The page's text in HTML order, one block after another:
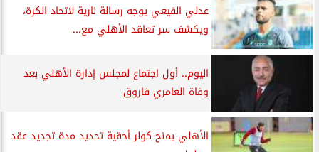
عدلي القيعي يوجه رسالة نارية لاتحاد الكرة،
ويكشف سر تعاقد الأهلي مع...
اليوم.. أول اجتماع لمجلس إدارة الأهلي بعد
وفاة العامري فاروق
الأهلي يمنح كولر أحقية تحديد مدة تجديد عقد